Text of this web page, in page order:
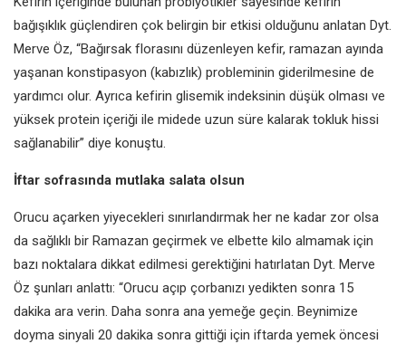
bağışıklık güçlendiren çok belirgin bir etkisi olduğunu anlatan Dyt.
Merve Öz, “Bağırsak florasını düzenleyen kefir, ramazan ayında
yaşanan konstipasyon (kabızlık) probleminin giderilmesine de
yardımcı olur. Ayrıca kefirin glisemik indeksinin düşük olması ve
yüksek protein içeriği ile midede uzun süre kalarak tokluk hissi
sağlanabilir” diye konuştu.
İftar sofrasında mutlaka salata olsun
Orucu açarken yiyecekleri sınırlandırmak her ne kadar zor olsa
da sağlıklı bir Ramazan geçirmek ve elbette kilo almamak için
bazı noktalara dikkat edilmesi gerektiğini hatırlatan Dyt. Merve
Öz şunları anlattı: “Orucu açıp çorbanızı yedikten sonra 15
dakika ara verin. Daha sonra ana yemeğe geçin. Beynimize
doyma sinyali 20 dakika sonra gittiği için iftarda yemek öncesi